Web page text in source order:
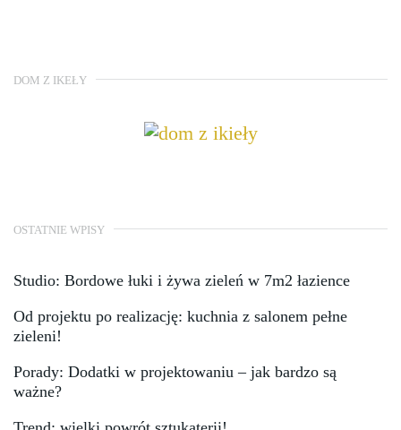
DOM Z IKEŁY
OSTATNIE WPISY
Studio: Bordowe łuki i żywa zieleń w 7m2 łazience
Od projektu po realizację: kuchnia z salonem pełne
zieleni!
Porady: Dodatki w projektowaniu – jak bardzo są
ważne?